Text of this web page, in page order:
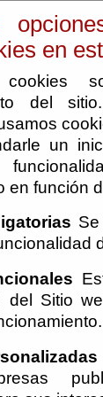
en
del
un
en función
del Sitio
se encuentra
de este sitio
a laDiputación